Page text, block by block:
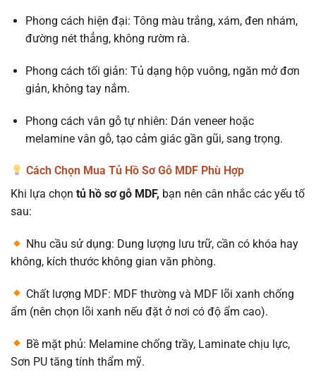
Phong cách hiện đại: Tông màu trắng, xám, đen nhám,
đường nét thẳng, không rườm rà.
Phong cách tối giản: Tủ dạng hộp vuông, ngăn mở đơn
giản, không tay nắm.
Phong cách vân gỗ tự nhiên: Dán veneer hoặc
melamine vân gỗ, tạo cảm giác gần gũi, sang trọng.
Cách Chọn Mua Tủ Hồ Sơ Gỗ MDF Phù Hợp
Khi lựa chọn tủ hồ sơ gỗ MDF, bạn nên cân nhắc các yếu tố
sau:
Nhu cầu sử dụng: Dung lượng lưu trữ, cần có khóa hay
không, kích thước không gian văn phòng.
Chất lượng MDF: MDF thường và MDF lõi xanh chống
ẩm (nên chọn lõi xanh nếu đặt ở nơi có độ ẩm cao).
Bề mặt phủ: Melamine chống trầy, Laminate chịu lực,
Sơn PU tăng tính thẩm mỹ.